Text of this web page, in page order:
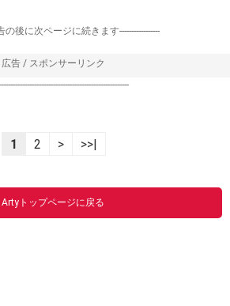
の後に次ページに続きます-----------------
広告 / スポンサーリンク
1 2 > >>|
Artyトップページに戻る